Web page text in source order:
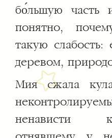
бо́льшую часть
понятно,
такую слабость:
деревом,
Мия сжала
ненависти